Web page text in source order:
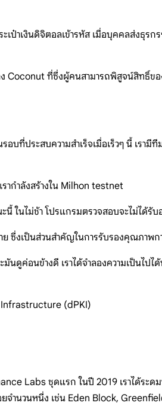
เป๋าเงินดิจิตอลเข้ารหัส เมื่อบุคคลส่งธุ
ที่ซึ่งผู้คนสามารถพิสูจน์สิทธิ์ข
ที่ประสบความสำเร็จเมื่อเร็วๆ นี้ เรา
กำลังสร้างใน Milhon testnet
นไม่ช้า โปรแกรมตรวจสอบจะไม่ได้รั
งเป็นส่วนสำคัญในการรับรองคุณภาพก
ดูค่อนข้างดี เราได้จำลองความเป็นไป
(dPKI)
Labs ชุดแรก ในปี 2019 เราได้ร
ำนวนหนึ่ง เช่น Eden Block,